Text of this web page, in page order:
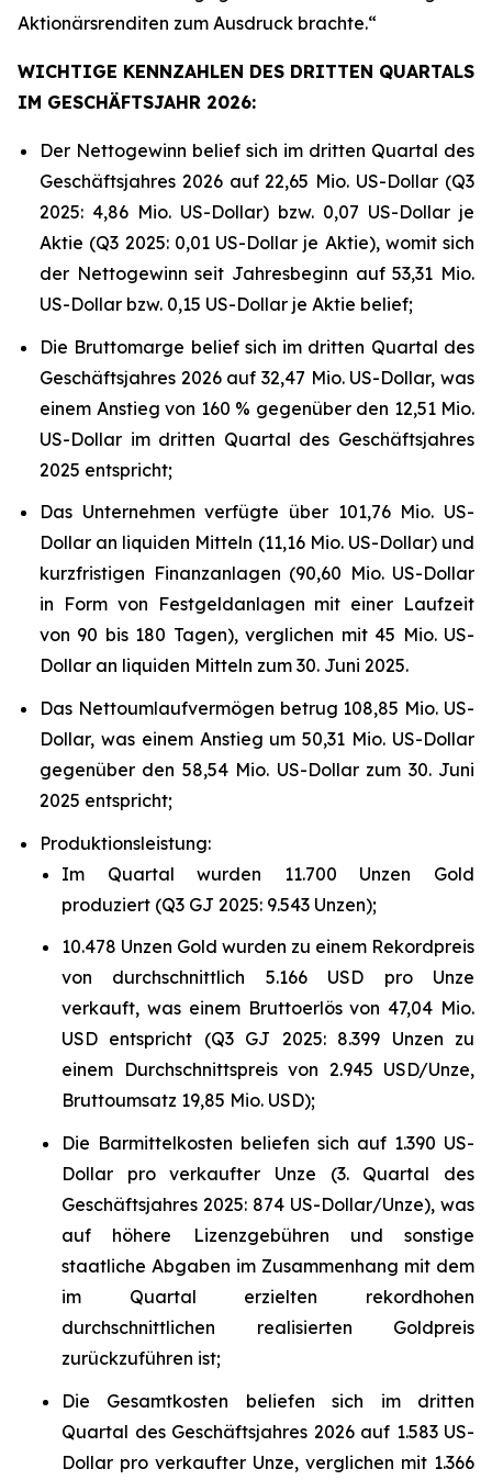
Aktionärsrenditen zum Ausdruck brachte.“
WICHTIGE KENNZAHLEN DES DRITTEN QUARTALS
IM GESCHÄFTSJAHR 2026:
Der Nettogewinn belief sich im dritten Quartal des
Geschäftsjahres 2026 auf 22,65 Mio. US-Dollar (Q3
2025: 4,86 Mio. US-Dollar) bzw. 0,07 US-Dollar je
Aktie (Q3 2025: 0,01 US-Dollar je Aktie), womit sich
der Nettogewinn seit Jahresbeginn auf 53,31 Mio.
US-Dollar bzw. 0,15 US-Dollar je Aktie belief;
Die Bruttomarge belief sich im dritten Quartal des
Geschäftsjahres 2026 auf 32,47 Mio. US-Dollar, was
einem Anstieg von 160 % gegenüber den 12,51 Mio.
US-Dollar im dritten Quartal des Geschäftsjahres
2025 entspricht;
Das Unternehmen verfügte über 101,76 Mio. US-
Dollar an liquiden Mitteln (11,16 Mio. US-Dollar) und
kurzfristigen Finanzanlagen (90,60 Mio. US-Dollar
in Form von Festgeldanlagen mit einer Laufzeit
von 90 bis 180 Tagen), verglichen mit 45 Mio. US-
Dollar an liquiden Mitteln zum 30. Juni 2025.
Das Nettoumlaufvermögen betrug 108,85 Mio. US-
Dollar, was einem Anstieg um 50,31 Mio. US-Dollar
gegenüber den 58,54 Mio. US-Dollar zum 30. Juni
2025 entspricht;
Produktionsleistung:
Im Quartal wurden 11.700 Unzen Gold
produziert (Q3 GJ 2025: 9.543 Unzen);
10.478 Unzen Gold wurden zu einem Rekordpreis
von durchschnittlich 5.166 USD pro Unze
verkauft, was einem Bruttoerlös von 47,04 Mio.
USD entspricht (Q3 GJ 2025: 8.399 Unzen zu
einem Durchschnittspreis von 2.945 USD/Unze,
Bruttoumsatz 19,85 Mio. USD);
Die Barmittelkosten beliefen sich auf 1.390 US-
Dollar pro verkaufter Unze (3. Quartal des
Geschäftsjahres 2025: 874 US-Dollar/Unze), was
auf höhere Lizenzgebühren und sonstige
staatliche Abgaben im Zusammenhang mit dem
im Quartal erzielten rekordhohen
durchschnittlichen realisierten Goldpreis
zurückzuführen ist;
Die Gesamtkosten beliefen sich im dritten
Quartal des Geschäftsjahres 2026 auf 1.583 US-
Dollar pro verkaufter Unze, verglichen mit 1.366